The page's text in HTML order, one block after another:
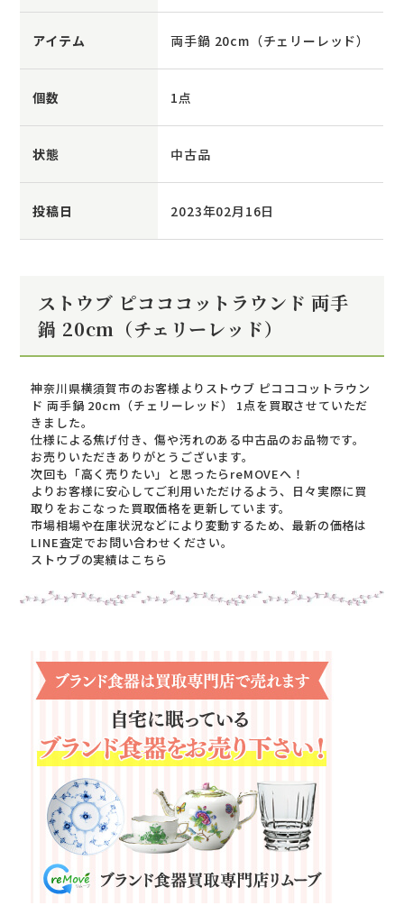
アイテム 両手鍋 20cm（チェリーレッド）
個数 1点
状態 中古品
投稿日 2023年02月16日
ストウブ ピコココットラウンド 両手
鍋 20cm（チェリーレッド）
神奈川県横須賀市のお客様よりストウブ ピコココットラウン
ド 両手鍋 20cm（チェリーレッド） 1点を買取させていただ
きました。
仕様による焦げ付き、傷や汚れのある中古品のお品物です。
お売りいただきありがとうございます。
次回も「高く売りたい」と思ったらreMOVEへ！
よりお客様に安心してご利用いただけるよう、日々実際に買
取りをおこなった買取価格を更新しています。
市場相場や在庫状況などにより変動するため、最新の価格は
LINE査定でお問い合わせください。
ストウブの実績はこちら